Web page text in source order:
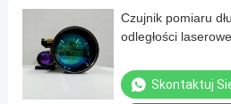
Czujnik pomiaru
odległości
Skontaktuj